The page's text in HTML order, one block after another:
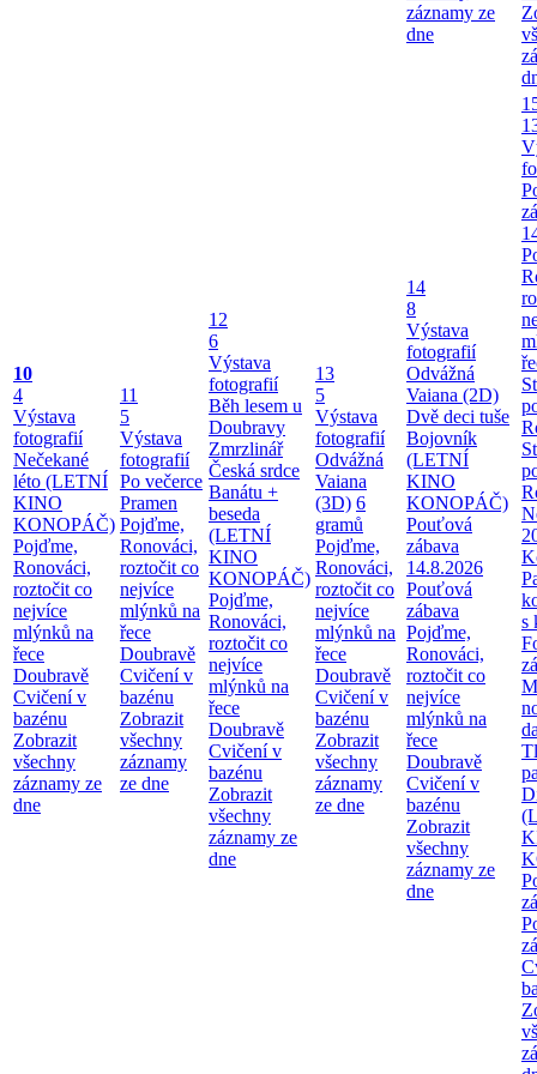
záznamy ze
dne
10
4
Výstava
fotografií
Nečekané
léto (LETNÍ
KINO
KONOPÁČ)
Pojďme,
Ronováci,
roztočit co
nejvíce
mlýnků na
řece
Doubravě
Cvičení v
bazénu
Zobrazit
všechny
záznamy ze
dne
11
5
Výstava
fotografií
Po večerce
Pramen
Pojďme,
Ronováci,
roztočit co
nejvíce
mlýnků na
řece
Doubravě
Cvičení v
bazénu
Zobrazit
všechny
záznamy
ze dne
12
6
Výstava
fotografií
Běh lesem u
Doubravy
Zmrzlinář
Česká srdce
Banátu +
beseda
(LETNÍ
KINO
KONOPÁČ)
Pojďme,
Ronováci,
roztočit co
nejvíce
mlýnků na
řece
Doubravě
Cvičení v
bazénu
Zobrazit
všechny
záznamy ze
dne
13
5
Výstava
fotografií
Odvážná
Vaiana
(3D) 6
gramů
Pojďme,
Ronováci,
roztočit co
nejvíce
mlýnků na
řece
Doubravě
Cvičení v
bazénu
Zobrazit
všechny
záznamy
ze dne
14
8
Výstava
fotografií
Odvážná
Vaiana (2D)
Dvě deci tuše
Bojovník
(LETNÍ
KINO
KONOPÁČ)
Pouťová
zábava
14.8.2026
Pouťová
zábava
Pojďme,
Ronováci,
roztočit co
nejvíce
mlýnků na
řece
Doubravě
Cvičení v
bazénu
Zobrazit
všechny
záznamy ze
dne
s